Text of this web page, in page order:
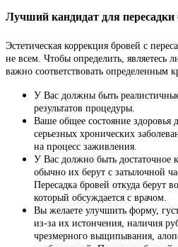
Лучший кандидат для пересадки
Эстетическая коррекция бровей с
не всем. Чтобы определить, являетесь
важно соответствовать определенным
У Вас должны быть
результатов процедуры.
Ваше общее состояние
серьезных хронических
на процесс заживления.
У Вас должно быть достаточное
обычно их берут с затылочной
Пересадка бровей откуда берут
который обсуждается с врачом.
Вы желаете улучшить форму,
из-за их истончения, наличия
чрезмерного выщипывания,